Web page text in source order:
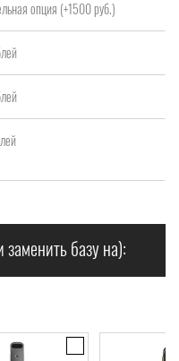
опция (+1500 руб.)
базу на):